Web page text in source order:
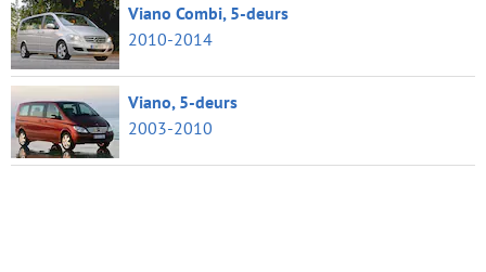
Viano Combi, 5-deurs
2010-2014
Viano, 5-deurs
2003-2010